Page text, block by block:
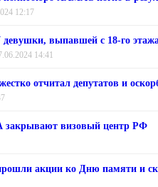
12:17
девушки, выпавшей с 18-го
14:41
отчитал депутатов и
визовый центр РФ
акции ко Дню памяти и